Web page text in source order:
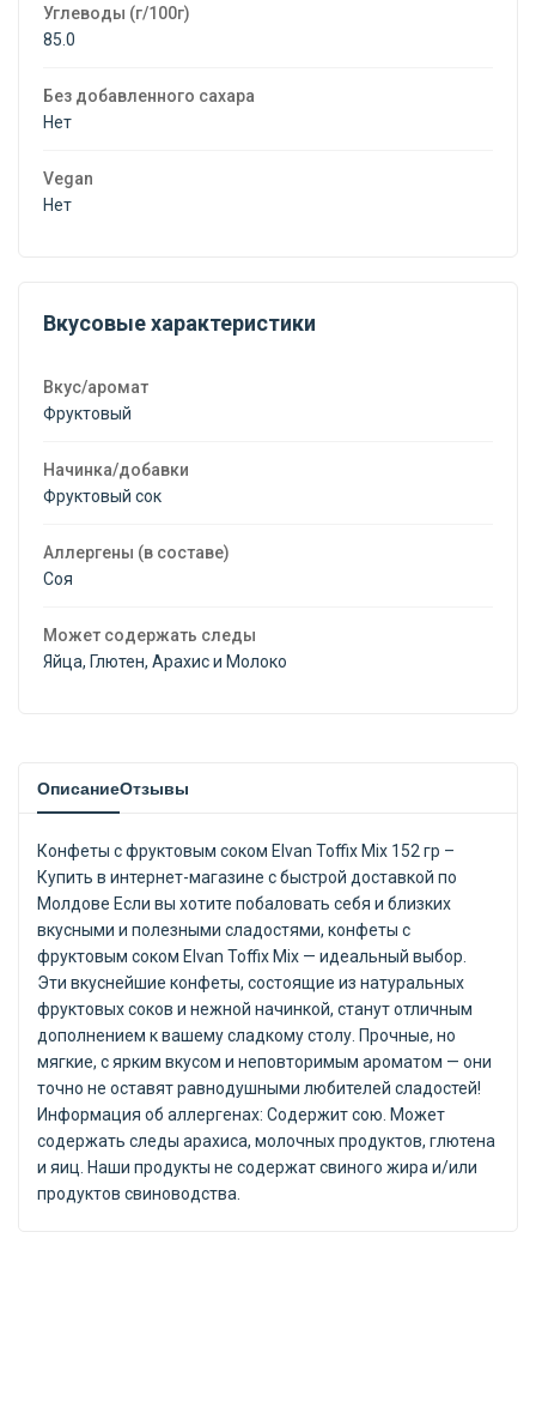
Углеводы (г/100г)
85.0
Без добавленного сахара
Нет
Vegan
Нет
Вкусовые характеристики
Вкус/аромат
Фруктовый
Начинка/добавки
Фруктовый сок
Аллергены (в составе)
Соя
Может содержать следы
Яйца, Глютен, Арахис и Молоко
ОписаниеОтзывы
Конфеты с фруктовым соком Elvan Toffix Mix 152 гр –
Купить в интернет-магазине с быстрой доставкой по
Молдове Если вы хотите побаловать себя и близких
вкусными и полезными сладостями, конфеты с
фруктовым соком Elvan Toffix Mix — идеальный выбор.
Эти вкуснейшие конфеты, состоящие из натуральных
фруктовых соков и нежной начинкой, станут отличным
дополнением к вашему сладкому столу. Прочные, но
мягкие, с ярким вкусом и неповторимым ароматом — они
точно не оставят равнодушными любителей сладостей!
Информация об аллергенах: Содержит сою. Может
содержать следы арахиса, молочных продуктов, глютена
и яиц. Наши продукты не содержат свиного жира и/или
продуктов свиноводства.